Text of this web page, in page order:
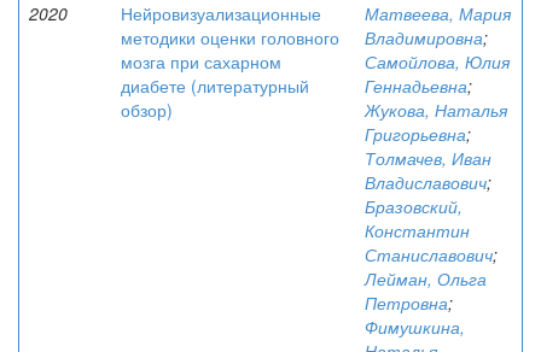
2020
Нейровизуализационные
методики оценки головного
мозга при сахарном
диабете (литературный
обзор)
Матвеева, Мария
Владимировна;
Самойлова, Юлия
Геннадьевна;
Жукова, Наталья
Григорьевна;
Толмачев, Иван
Владиславович;
Бразовский,
Константин
Станиславович;
Лейман, Ольга
Петровна;
Фимушкина,